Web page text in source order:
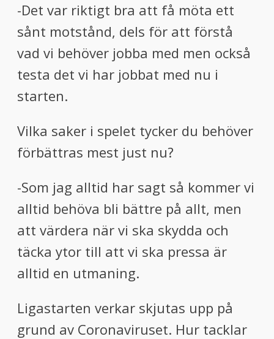
-Det var riktigt bra att få möta ett
sånt motstånd, dels för att förstå
vad vi behöver jobba med men också
testa det vi har jobbat med nu i
starten.
Vilka saker i spelet tycker du behöver
förbättras mest just nu?
-Som jag alltid har sagt så kommer vi
alltid behöva bli bättre på allt, men
att värdera när vi ska skydda och
täcka ytor till att vi ska pressa är
alltid en utmaning.
Ligastarten verkar skjutas upp på
grund av Coronaviruset. Hur tacklar